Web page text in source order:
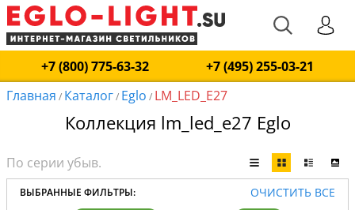
+7 (800) 775-63-32
+7 (495) 255-03-21
Главная / Каталог/ Eglo / LM_LED_E27
Коллекция lm_led_e27 Eglo
ВЫБРАННЫЕ ФИЛЬТРЫ: ОЧИСТИТЬ ВСЕ